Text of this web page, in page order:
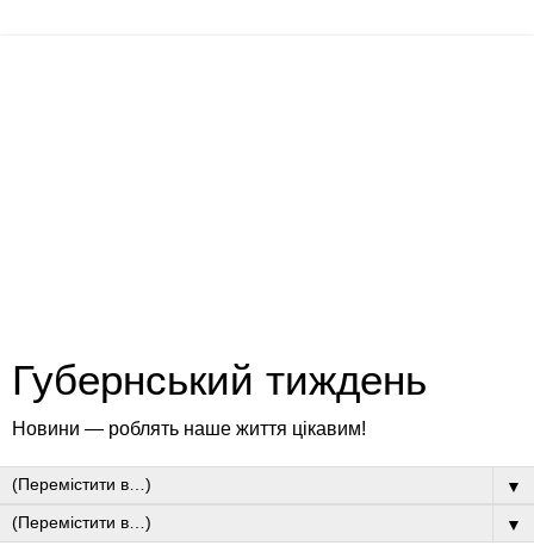
Губернський тиждень
Новини — роблять наше життя цікавим!
▼
▼